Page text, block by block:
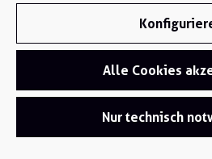
/ Einwegschürzen
Alle Cookies
Nur technisch